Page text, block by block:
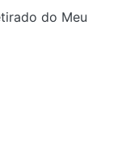
do Meu